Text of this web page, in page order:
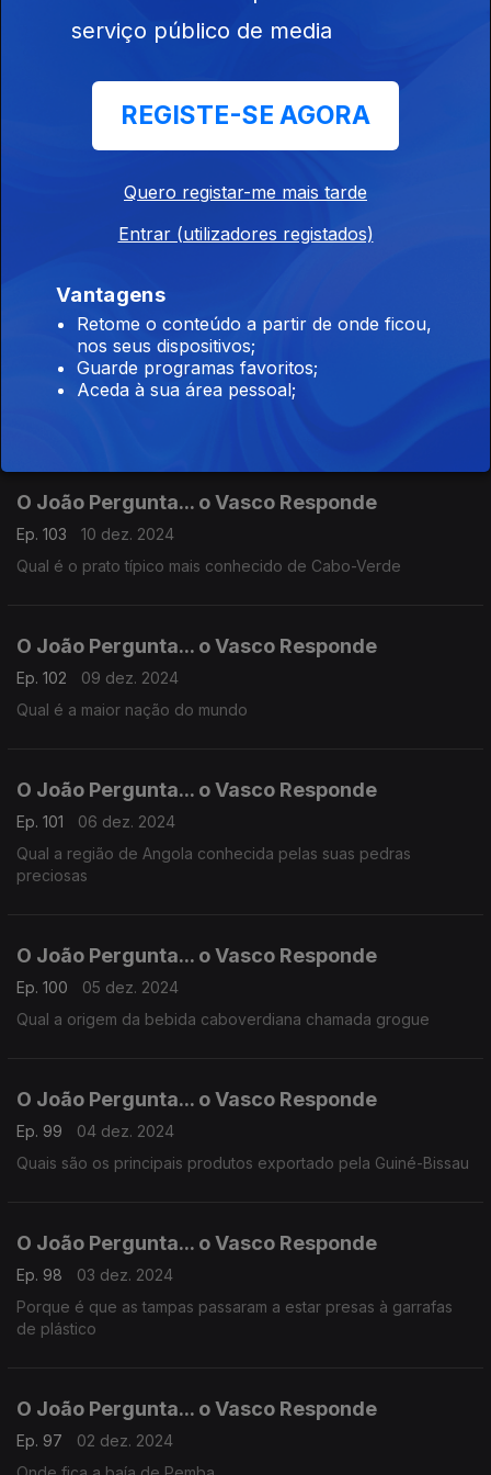
13 dez. 2024
12 dez. 2024
O João Pergunta... o Vasco Responde
Ep. 104
11 dez. 2024
O João Pergunta... o Vasco Responde
Ep. 103
10 dez. 2024
Qual é o prato típico mais conhecido de Cabo-Verde
O João Pergunta... o Vasco Responde
Ep. 102
09 dez. 2024
Qual é a maior nação do mundo
O João Pergunta... o Vasco Responde
Ep. 101
06 dez. 2024
Qual a região de Angola conhecida pelas suas pedras
preciosas
O João Pergunta... o Vasco Responde
Ep. 100
05 dez. 2024
Qual a origem da bebida caboverdiana chamada grogue
O João Pergunta... o Vasco Responde
Ep. 99
04 dez. 2024
Quais são os principais produtos exportado pela Guiné-Bissau
O João Pergunta... o Vasco Responde
Ep. 98
03 dez. 2024
Porque é que as tampas passaram a estar presas à garrafas
de plástico
O João Pergunta... o Vasco Responde
Ep. 97
02 dez. 2024
serviço público de media
REGISTE-SE AGORA
Quero registar-me mais tarde
Entrar (utilizadores registados)
Vantagens
Retome o conteúdo a partir de onde ficou,
nos seus dispositivos;
Guarde programas favoritos;
Aceda à sua área pessoal;